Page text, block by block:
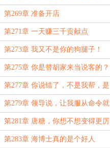
第269章 准备开店
第271章 一天赚三千贡献点
第273章 我又不是你的狗腿子！
第275章 你是替胡家来当说客的？
第277章 你说错了，不是我帮，是
帮我们
第279章 领导说，让我服从命令就
行了
第281章 唐糖，你想不想变得更厉
害？
第283章 海博士真的是个好人